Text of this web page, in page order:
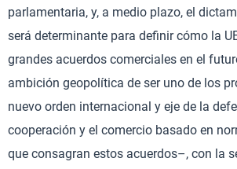
parlamentaria, y, a medio plazo, el
será determinante para definir cómo la
grandes acuerdos comerciales en el
ambición geopolítica de ser uno de los
nuevo orden internacional y eje de la
cooperación y el comercio basado en
que consagran estos acuerdos–, con la